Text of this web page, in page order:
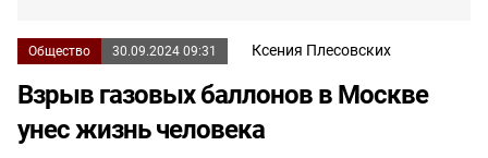
Общество 30.09.2024 09:31 Ксения Плесовских
Взрыв газовых баллонов в Москве
унес жизнь человека